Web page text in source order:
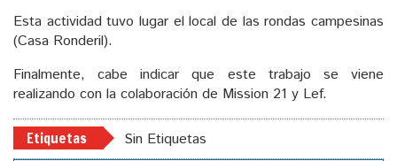
Esta actividad tuvo lugar el local de las rondas campesinas
(Casa Ronderil).
Finalmente, cabe indicar que este trabajo se viene
realizando con la colaboración de Mission 21 y Lef.
Etiquetas Sin Etiquetas